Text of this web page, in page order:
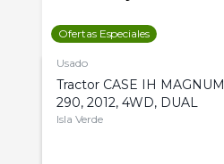
Ofertas Especiales
Usado
Tractor CASE IH MAGNUM
290, 2012, 4WD, DUAL
Isla Verde